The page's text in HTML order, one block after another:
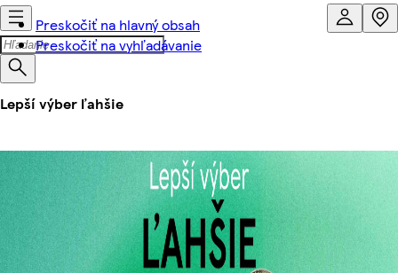
Preskočiť na hlavný obsah
Preskočiť na vyhľadávanie
Lepší výber ľahšie